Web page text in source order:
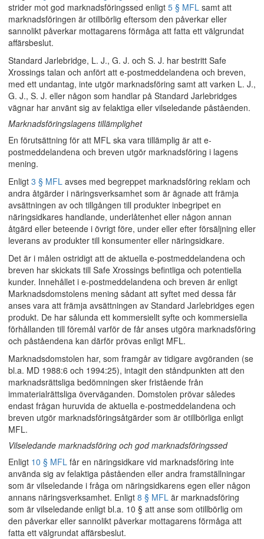
strider mot god marknadsföringssed enligt 5 § MFL samt att
marknadsföringen är otillbörlig eftersom den påverkar eller
sannolikt påverkar mottagarens förmåga att fatta ett välgrundat
affärsbeslut.
Standard Jarlebridge, L. J., G. J. och S. J. har bestritt Safe
Xrossings talan och anfört att e-postmeddelandena och breven,
med ett undantag, inte utgör marknadsföring samt att varken L. J.,
G. J., S. J. eller någon som handlar på Standard Jarlebridges
vägnar har använt sig av felaktiga eller vilseledande påståenden.
Marknadsföringslagens tillämplighet
En förutsättning för att MFL ska vara tillämplig är att e-
postmeddelandena och breven utgör marknadsföring i lagens
mening.
Enligt 3 § MFL avses med begreppet marknadsföring reklam och
andra åtgärder i näringsverksamhet som är ägnade att främja
avsättningen av och tillgången till produkter inbegripet en
näringsidkares handlande, underlåtenhet eller någon annan
åtgärd eller beteende i övrigt före, under eller efter försäljning eller
leverans av produkter till konsumenter eller näringsidkare.
Det är i målen ostridigt att de aktuella e-postmeddelandena och
breven har skickats till Safe Xrossings befintliga och potentiella
kunder. Innehållet i e-postmeddelandena och breven är enligt
Marknadsdomstolens mening sådant att syftet med dessa får
anses vara att främja avsättningen av Standard Jarlebridges egen
produkt. De har sålunda ett kommersiellt syfte och kommersiella
förhållanden till föremål varför de får anses utgöra marknadsföring
och påståendena kan därför prövas enligt MFL.
Marknadsdomstolen har, som framgår av tidigare avgöranden (se
bl.a. MD 1988:6 och 1994:25), intagit den ståndpunkten att den
marknadsrättsliga bedömningen sker fristående från
immaterialrättsliga överväganden. Domstolen prövar således
endast frågan huruvida de aktuella e-postmeddelandena och
breven utgör marknadsföringsåtgärder som är otillbörliga enligt
MFL.
Vilseledande marknadsföring och god marknadsföringssed
Enligt 10 § MFL får en näringsidkare vid marknadsföring inte
använda sig av felaktiga påståenden eller andra framställningar
som är vilseledande i fråga om näringsidkarens egen eller någon
annans näringsverksamhet. Enligt 8 § MFL är marknadsföring
som är vilseledande enligt bl.a. 10 § att anse som otillbörlig om
den påverkar eller sannolikt påverkar mottagarens förmåga att
fatta ett välgrundat affärsbeslut.